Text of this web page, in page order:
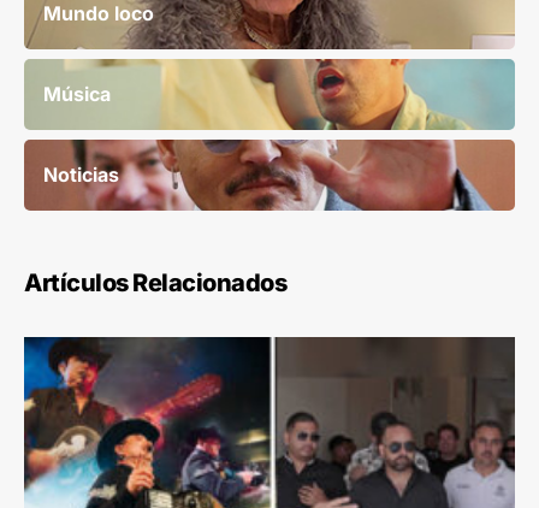
Mundo loco
Música
Noticias
Artículos Relacionados